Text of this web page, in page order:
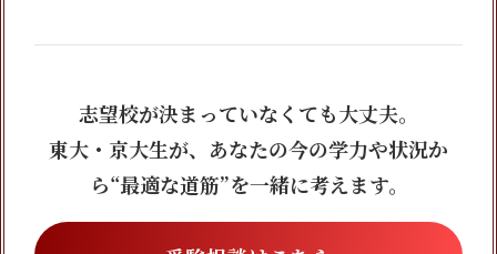
志望校が決まっていなくても大丈夫。
東大・京大生が、あなたの今の学力や状況か
ら“最適な道筋”を一緒に考えます。